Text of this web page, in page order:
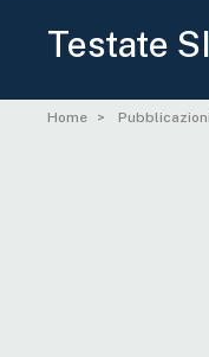
Testate
Home Pubblicazioni